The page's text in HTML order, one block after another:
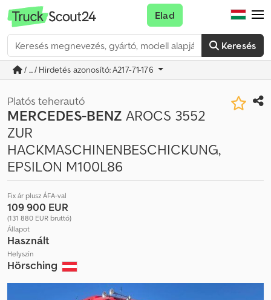
Keresés
Elad
/ ... / Hirdetés azonosító: A217-71-176
Platós teherautó
MERCEDES-BENZ AROCS 3552
ZUR
HACKMASCHINENBESCHICKUNG,
EPSILON M100L86
Fix ár plusz ÁFA-val
109 900 EUR
(131 880 EUR bruttó)
Állapot
Használt
Helyszín
Hörsching